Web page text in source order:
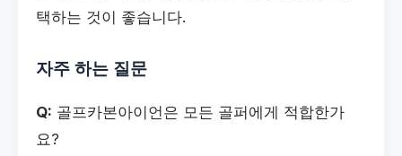
택하는 것이 좋습니다.
자주 하는 질문
Q: 골프카본아이언은 모든 골퍼에게 적합한가
요?